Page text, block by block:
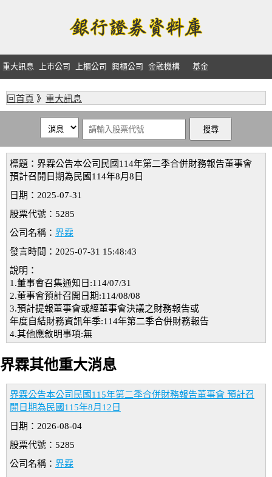
重大訊息 上市公司 上櫃公司 興櫃公司 金融機構 基金
回首頁 》 重大訊息
標題：界霖公告本公司民國114年第二季合併財務報告董事會
預計召開日期為民國114年8月8日
日期：2025-07-31
股票代號：5285
公司名稱： 界霖
發言時間：2025-07-31 15:48:43
說明：
1.董事會召集通知日:114/07/31
2.董事會預計召開日期:114/08/08
3.預計提報董事會或經董事會決議之財務報告或
年度自結財務資訊年季:114年第二季合併財務報告
4.其他應敘明事項:無
界霖其他重大消息
界霖公告本公司民國115年第二季合併財務報告董事會 預計召
開日期為民國115年8月12日
日期：2026-08-04
股票代號：5285
公司名稱： 界霖